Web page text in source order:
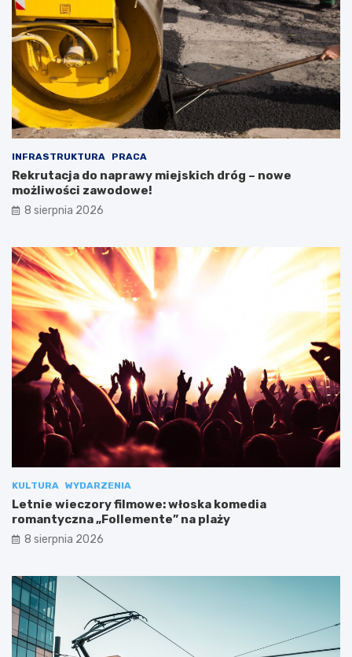
INFRASTRUKTURA PRACA
Rekrutacja do naprawy miejskich dróg – nowe
możliwości zawodowe!
8 sierpnia 2026
KULTURA WYDARZENIA
Letnie wieczory filmowe: włoska komedia
romantyczna „Follemente” na plaży
8 sierpnia 2026